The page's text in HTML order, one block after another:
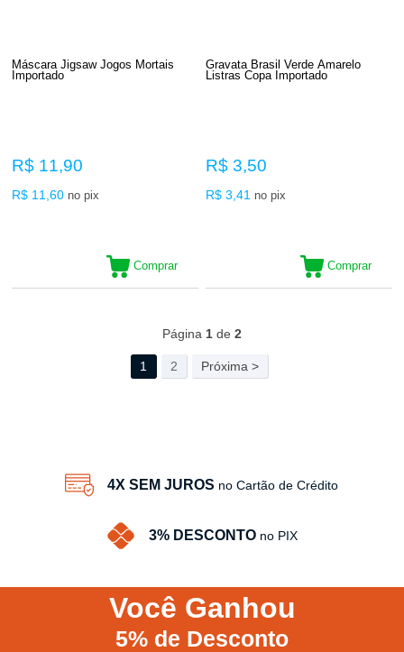
Máscara Jigsaw Jogos Mortais
Importado
R$ 11,90
R$ 11,60 no pix
Comprar
Gravata Brasil Verde Amarelo
Listras Copa Importado
R$ 3,50
R$ 3,41 no pix
Comprar
Página 1de 2
1 2 Próxima >
4X SEM JUROS no Cartão de Crédito
3% DESCONTO no PIX
Você Ganhou
5% de Desconto